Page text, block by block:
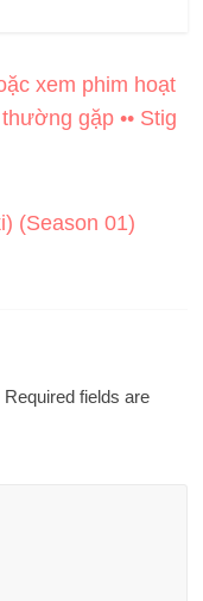
xem phim hoạt
gặp •• Stig
(Season 01)
Required fields are